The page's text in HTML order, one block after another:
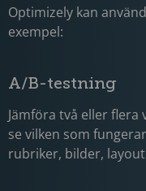
Optimizely kan
exempel:
A/B-testning
Jämföra två eller
se vilken som
rubriker, bilder,